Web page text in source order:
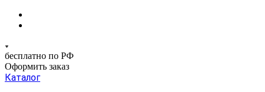
бесплатно по РФ
Оформить заказ
Каталог